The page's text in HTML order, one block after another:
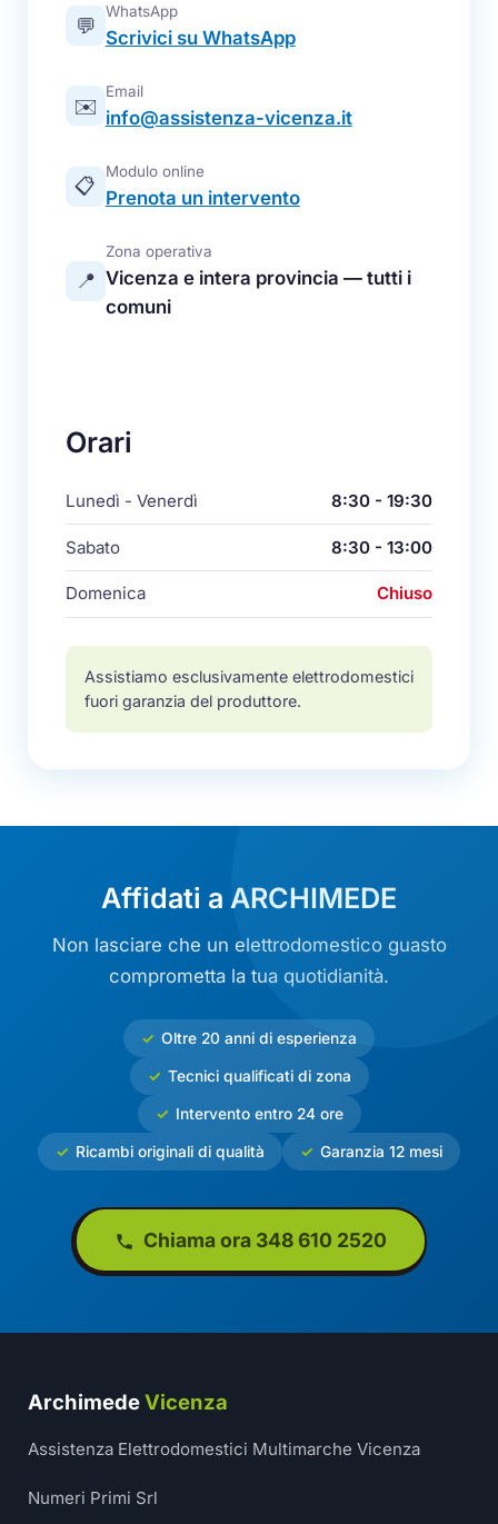
💬
WhatsApp
Scrivici su WhatsApp
✉️
Email
info@assistenza-vicenza.it
📋
Modulo online
Prenota un intervento
📍
Zona operativa
Vicenza e intera provincia — tutti i
comuni
Orari
Lunedì - Venerdì 8:30 - 19:30
Sabato 8:30 - 13:00
Domenica Chiuso
Assistiamo esclusivamente elettrodomestici
fuori garanzia del produttore.
Affidati a ARCHIMEDE
Non lasciare che un elettrodomestico guasto
comprometta la tua quotidianità.
Oltre 20 anni di esperienza
Tecnici qualificati di zona
Intervento entro 24 ore
Ricambi originali di qualità Garanzia 12 mesi
Chiama ora 348 610 2520
ArchimedeVicenza
Assistenza Elettrodomestici Multimarche Vicenza
Numeri Primi Srl